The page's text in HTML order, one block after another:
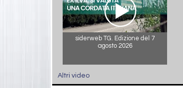
siderweb TG. Edizione del 7
agosto 2026
Altri video